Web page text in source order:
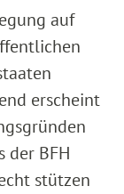
auf
erscheint
der BFH
stützen